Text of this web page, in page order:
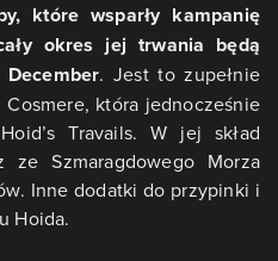
które wsparły kampanię
okres jej trwania będą
. Jest to zupełnie
która jednocześnie
Travails. W jej skład
ze Szmaragdowego Morza
Inne dodatki do przypinki i
Hoida.